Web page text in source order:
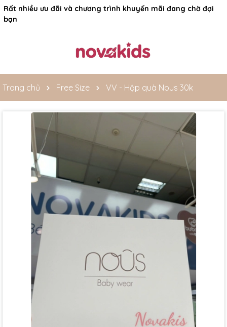
Rất nhiều ưu đãi và chương trình khuyến mãi đang chờ đợi
bạn
Trang chủ Free Size VV - Hộp quà Nous 30k
Mã giảm giá: